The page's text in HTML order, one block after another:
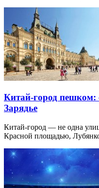
Китай-город
Зарядье
Китай-город — не одна
Красной площадью,